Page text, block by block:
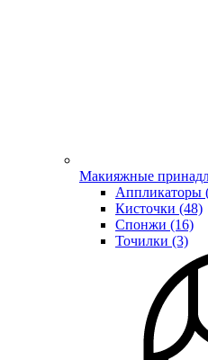
Макияжные
Аппликаторы
Кисточки (48)
Спонжи (16)
Точилки (3)